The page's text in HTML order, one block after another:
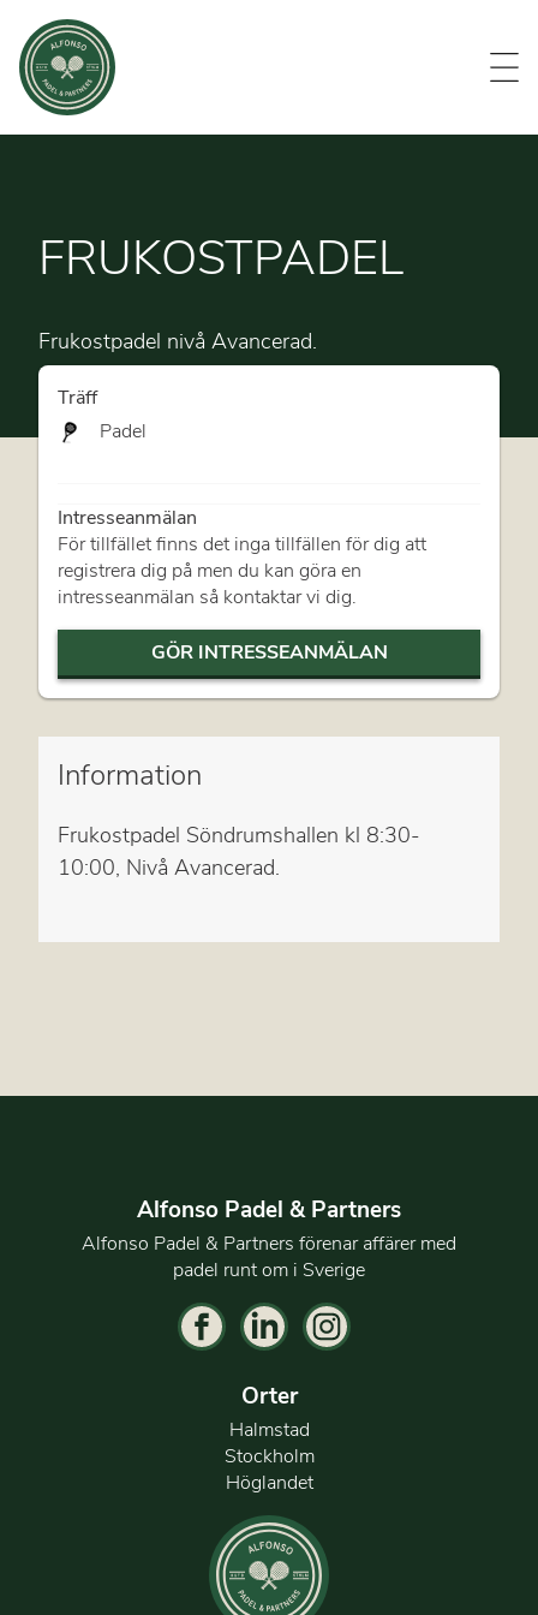
Evenemang
FRUKOSTPADEL
Frukostpadel nivå Avancerad.
Information
Frukostpadel Söndrumshallen kl 8:30-
10:00, Nivå Avancerad.
Träff
Padel
Intresseanmälan
För tillfället finns det inga tillfällen för dig att
registrera dig på men du kan göra en
intresseanmälan så kontaktar vi dig.
GÖR INTRESSEANMÄLAN
Alfonso Padel & Partners
Alfonso Padel & Partners förenar affärer med
padel runt om i Sverige
Orter
Halmstad
Stockholm
Höglandet